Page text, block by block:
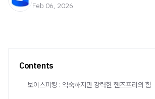
Feb 06, 2026
Contents
보이스피킹 : 익숙하지만 강력한 핸즈프리의 힘